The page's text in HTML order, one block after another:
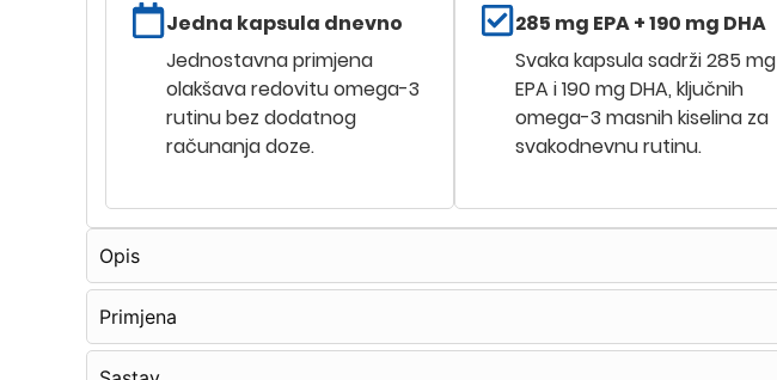
Jedna kapsula dnevno
Jednostavna primjena
olakšava redovitu omega-3
rutinu bez dodatnog
računanja doze.
285 mg EPA + 190 mg DHA
Svaka kapsula sadrži 285 mg
EPA i 190 mg DHA, ključnih
omega-3 masnih kiselina za
svakodnevnu rutinu.
Opis
Primjena